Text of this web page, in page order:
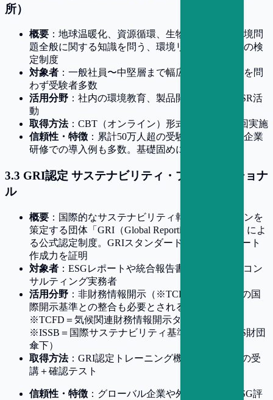
所）
概要 ：地球温暖化、資源循環、生物多様性など環境問
題全般に関する知識を問う、環境リテラシー向けの検
定制度
対象者 ：一般社員〜中堅層まで幅広く対応。業界を問
わず受験者多数
活用分野 ：社内の環境教育、製品開発、調達・CSR活
動
取得方法：CBT（オンライン）形式の試験を年2回実施
信頼性・特徴 ：累計50万人超の受験実績があり、企業
研修での導入例も多数。基礎固めに適する
3.3 GRI認定 サステナビリティ・プロフェッショナ
ル
概要 ：国際的なサステナビリティ報告ガイドラインを
策定する団体「GRI（Global Reporting Initiative）」によ
る公式認定制度。GRIスタンダードに基づくレポート
作成力を証明
対象者 ：ESGレポートや統合報告書の作成、IR、コン
サルティング実務者
活用分野 ：非財務情報開示（※TCFD、ISSBなどの国
際開示基準との整合も必要とされる分野）
※TCFD＝気候関連財務情報開示タスクフォース
※ISSB＝国際サステナビリティ基準審議会（IFRS財団
傘下）
取得方法：GRI認定トレーニング機関による講座の受
講＋確認テスト
信頼性・特徴 ：グローバル企業や外資系企業、ESG評